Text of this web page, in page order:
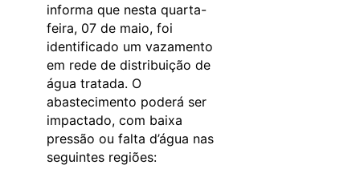
informa que nesta quarta-
feira, 07 de maio, foi
identificado um vazamento
em rede de distribuição de
água tratada. O
abastecimento poderá ser
impactado, com baixa
pressão ou falta d’água nas
seguintes regiões: